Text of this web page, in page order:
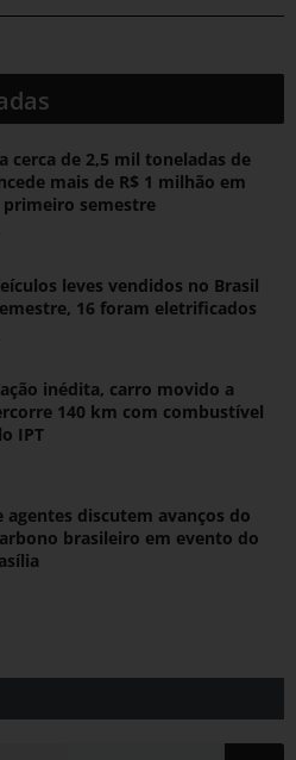
cerca de 2,5 mil toneladas de
mais de R$ 1 milhão em
semestre
leves vendidos no Brasil
16 foram eletrificados
inédita, carro movido a
140 km com combustível
IPT
agentes discutem avanços do
brasileiro em evento do